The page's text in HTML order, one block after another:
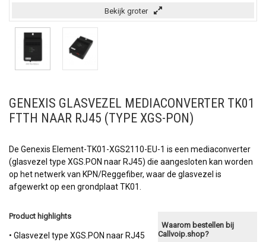
Bekijk groter
GENEXIS GLASVEZEL MEDIACONVERTER TK01
FTTH NAAR RJ45 (TYPE XGS-PON)
De Genexis Element-TK01-XGS2110-EU-1 is een mediaconverter
(glasvezel type XGS.PON naar RJ45) die aangesloten kan worden
op het netwerk van KPN/Reggefiber, waar de glasvezel is
afgewerkt op een grondplaat TK01.
Product highlights
• Glasvezel type XGS.PON naar RJ45
Waarom bestellen bij
Callvoip.shop?